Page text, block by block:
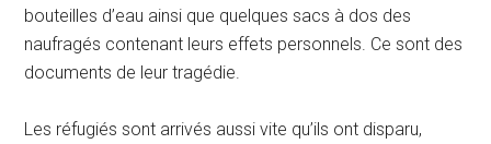
bouteilles d’eau ainsi que quelques sacs à dos des
naufragés contenant leurs effets personnels. Ce sont des
documents de leur tragédie.
Les réfugiés sont arrivés aussi vite qu’ils ont disparu,